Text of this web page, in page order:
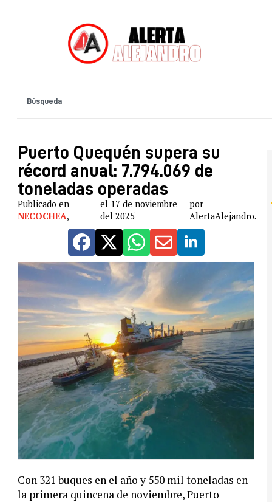
Puerto Quequén supera su
récord anual: 7.794.069 de
toneladas operadas
Publicado en
NECOCHEA,
el 17 de noviembre
del 2025
por
AlertaAlejandro.
Con 321 buques en el año y 550 mil toneladas en
la primera quincena de noviembre, Puerto